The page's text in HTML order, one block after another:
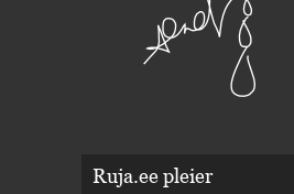
Ruja.ee pleier